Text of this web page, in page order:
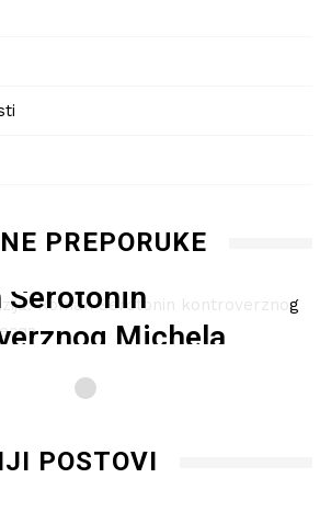
PREPORUKE
recenzija:
Serotonin
Michela
POSTOVI